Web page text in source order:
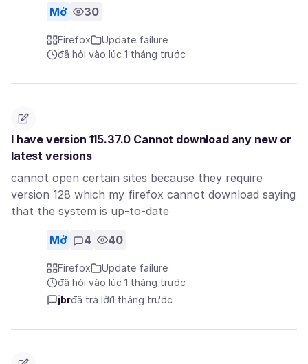
Mở 30
Firefox
Update failure
đã hỏi vào lúc 1 tháng trước
I have version 115.37.0 Cannot download any new or
latest versions
cannot open certain sites because they require
version 128 which my firefox cannot download saying
that the system is up-to-date
Mở 4 40
Firefox
Update failure
đã hỏi vào lúc 1 tháng trước
jbrđã trả lời1 tháng trước